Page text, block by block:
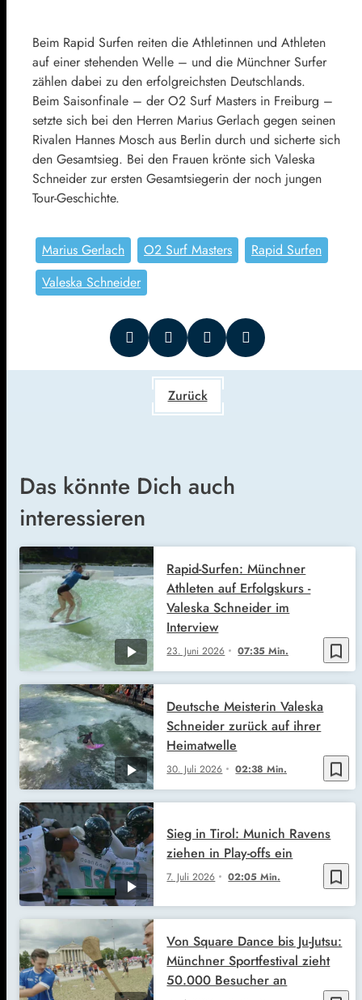
Beim Rapid Surfen reiten die Athletinnen und Athleten
auf einer stehenden Welle – und die Münchner Surfer
zählen dabei zu den erfolgreichsten Deutschlands.
Beim Saisonfinale – der O2 Surf Masters in Freiburg –
setzte sich bei den Herren Marius Gerlach gegen seinen
Rivalen Hannes Mosch aus Berlin durch und sicherte sich
den Gesamtsieg. Bei den Frauen krönte sich Valeska
Schneider zur ersten Gesamtsiegerin der noch jungen
Tour-Geschichte.
Marius Gerlach O2 Surf Masters
Rapid Surfen
Valeska Schneider
Zurück
Das könnte Dich auch
interessieren
bookmark_border
23. Juni 2026 07:35 Min.
Rapid-Surfen: Münchner
Athleten auf Erfolgskurs -
Valeska Schneider im
Interview
bookmark_border
30. Juli 2026 02:38 Min.
Deutsche Meisterin Valeska
Schneider zurück auf ihrer
Heimatwelle
bookmark_border
7. Juli 2026 02:05 Min.
Sieg in Tirol: Munich Ravens
ziehen in Play-offs ein
Von Square Dance bis Ju-Jutsu:
Münchner Sportfestival zieht
50.000 Besucher an